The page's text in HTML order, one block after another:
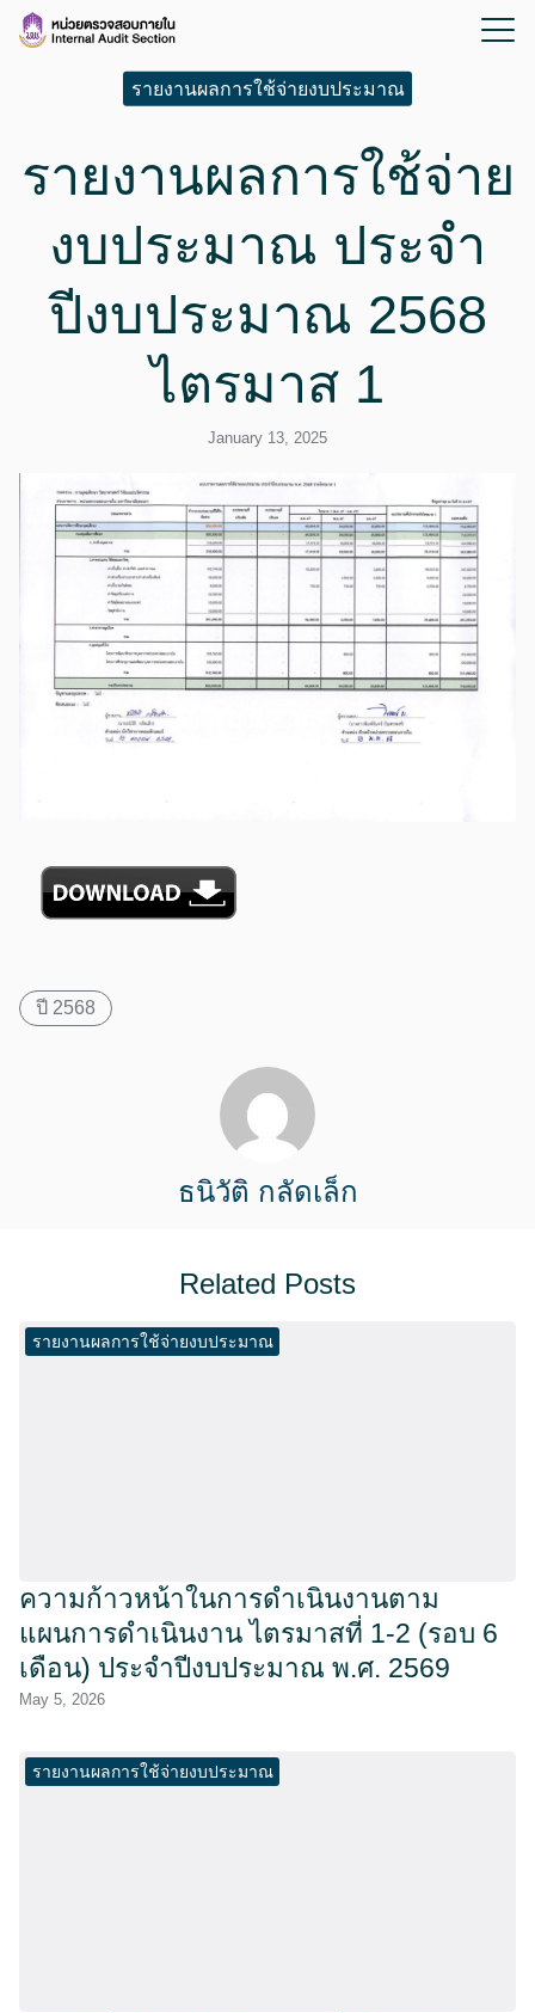
รายงานผลการใช้จ่ายงบประมาณ
รายงานผลการใช้จ่าย
งบประมาณ ประจำ
ปีงบประมาณ 2568
ไตรมาส 1
January 13, 2025
ปี 2568
ธนิวัติ กลัดเล็ก
Related Posts
รายงานผลการใช้จ่ายงบประมาณ
ความก้าวหน้าในการดำเนินงานตาม
แผนการดำเนินงาน ไตรมาสที่ 1-2 (รอบ 6
เดือน) ประจำปีงบประมาณ พ.ศ. 2569
May 5, 2026
รายงานผลการใช้จ่ายงบประมาณ